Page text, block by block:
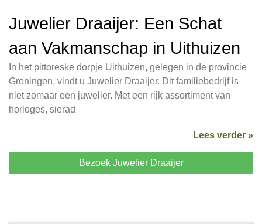
Juwelier Draaijer: Een Schat
aan Vakmanschap in Uithuizen
In het pittoreske dorpje Uithuizen, gelegen in de provincie
Groningen, vindt u Juwelier Draaijer. Dit familiebedrijf is
niet zomaar een juwelier. Met een rijk assortiment van
horloges, sierad
Lees verder »
Bezoek Juwelier Draaijer